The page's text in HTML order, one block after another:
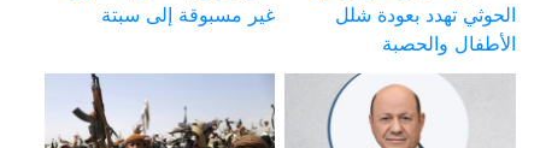
الحوثي تهدد بعودة شلل
الأطفال والحصبة
غير مسبوقة إلى سبتة